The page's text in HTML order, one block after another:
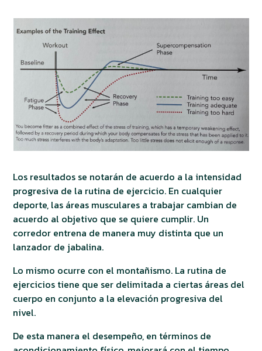
Los resultados se notarán de acuerdo a la intensidad
progresiva de la rutina de ejercicio. En cualquier
deporte, las áreas musculares a trabajar cambian de
acuerdo al objetivo que se quiere cumplir. Un
corredor entrena de manera muy distinta que un
lanzador de jabalina.
Lo mismo ocurre con el montañismo. La rutina de
ejercicios tiene que ser delimitada a ciertas áreas del
cuerpo en conjunto a la elevación progresiva del
nivel.
De esta manera el desempeño, en términos de